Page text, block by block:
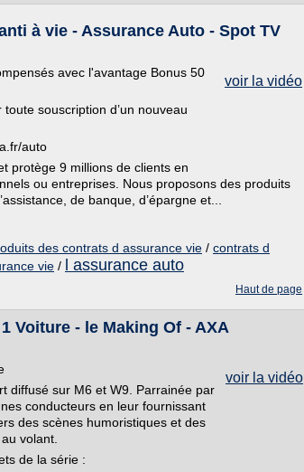
à vie - Assurance Auto - Spot TV
voir la vidéo
avec l'avantage Bonus 50
souscription d’un nouveau
auto
protège 9 millions de clients en
ou entreprises. Nous proposons des produits
de banque, d’épargne et...
des contrats d assurance vie / contrats d
vie / l assurance auto
Haut de page
Voiture - le Making Of - AXA
voir la vidéo
diffusé sur M6 et W9. Parrainée par
conducteurs en leur fournissant
des scènes humoristiques et des
volant.
de la série :